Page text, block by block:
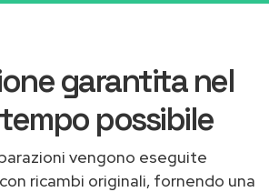
garantita nel
possibile
vengono eseguite
ricambi originali, fornendo una